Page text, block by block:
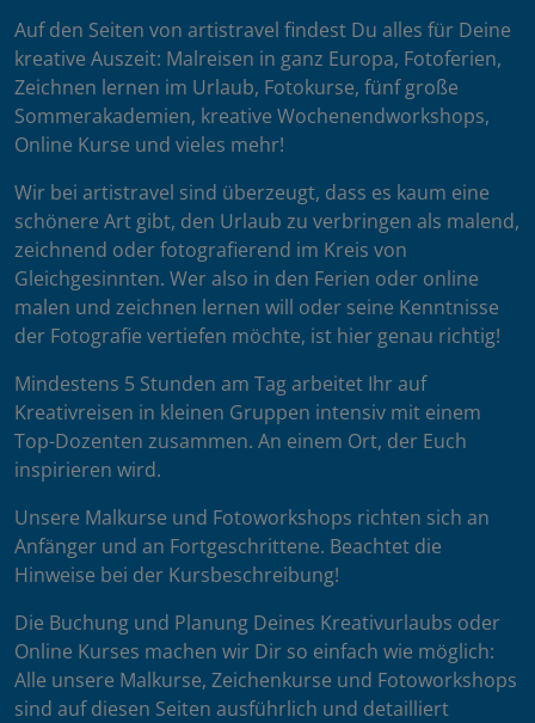
Auf den Seiten von artistravel findest Du alles für Deine
kreative Auszeit: Malreisen in ganz Europa, Fotoferien,
Zeichnen lernen im Urlaub, Fotokurse, fünf große
Sommerakademien, kreative Wochenendworkshops,
Online Kurse und vieles mehr!
Wir bei artistravel sind überzeugt, dass es kaum eine
schönere Art gibt, den Urlaub zu verbringen als malend,
zeichnend oder fotografierend im Kreis von
Gleichgesinnten. Wer also in den Ferien oder online
malen und zeichnen lernen will oder seine Kenntnisse
der Fotografie vertiefen möchte, ist hier genau richtig!
Mindestens 5 Stunden am Tag arbeitet Ihr auf
Kreativreisen in kleinen Gruppen intensiv mit einem
Top-Dozenten zusammen. An einem Ort, der Euch
inspirieren wird.
Unsere Malkurse und Fotoworkshops richten sich an
Anfänger und an Fortgeschrittene. Beachtet die
Hinweise bei der Kursbeschreibung!
Die Buchung und Planung Deines Kreativurlaubs oder
Online Kurses machen wir Dir so einfach wie möglich:
Alle unsere Malkurse, Zeichenkurse und Fotoworkshops
sind auf diesen Seiten ausführlich und detailliert